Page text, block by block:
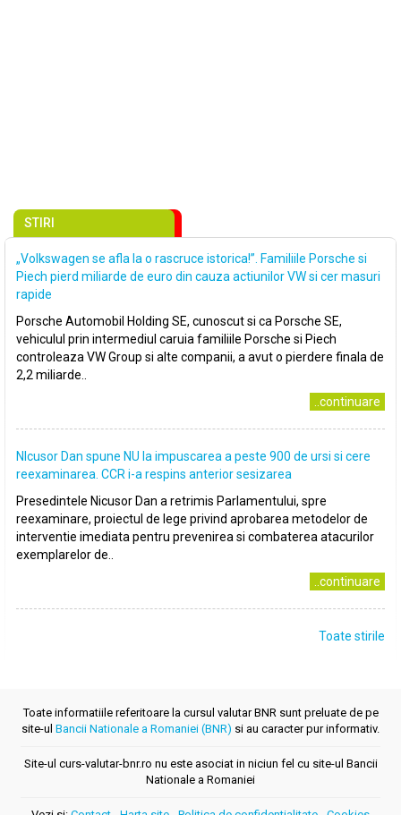
STIRI
„Volkswagen se afla la o rascruce istorica!”. Familiile Porsche si
Piech pierd miliarde de euro din cauza actiunilor VW si cer masuri
rapide
Porsche Automobil Holding SE, cunoscut si ca Porsche SE,
vehiculul prin intermediul caruia familiile Porsche si Piech
controleaza VW Group si alte companii, a avut o pierdere finala de
2,2 miliarde..
..continuare
NIcusor Dan spune NU la impuscarea a peste 900 de ursi si cere
reexaminarea. CCR i-a respins anterior sesizarea
Presedintele Nicusor Dan a retrimis Parlamentului, spre
reexaminare, proiectul de lege privind aprobarea metodelor de
interventie imediata pentru prevenirea si combaterea atacurilor
exemplarelor de..
..continuare
Toate stirile
Toate informatiile referitoare la cursul valutar BNR sunt preluate de pe
site-ul Bancii Nationale a Romaniei (BNR) si au caracter pur informativ.
Site-ul curs-valutar-bnr.ro nu este asociat in niciun fel cu site-ul Bancii
Nationale a Romaniei